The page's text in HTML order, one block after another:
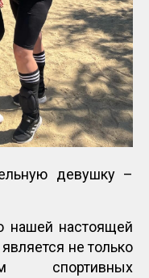
девушку –
нашей настоящей
не только
спортивных